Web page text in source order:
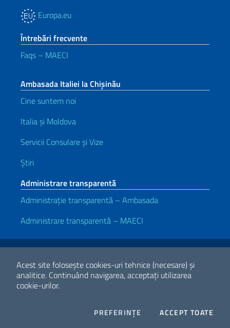
Acest site folosește cookies-uri tehnice (necesare) și
analitice. Continuând navigarea, acceptați utilizarea
cookie-urilor.
PREFERINȚE COOKIESACCEPT TOATE
Europa.eu
Întrebări frecvente
Faqs – MAECI
Ambasada Italiei la Chișinău
Cine suntem noi
Italia și Moldova
Servicii Consulare și Vize
Știri
Administrare transparentă
Administrație transparentă – Ambasada
Administrare transparentă – MAECI
Link-uri utile